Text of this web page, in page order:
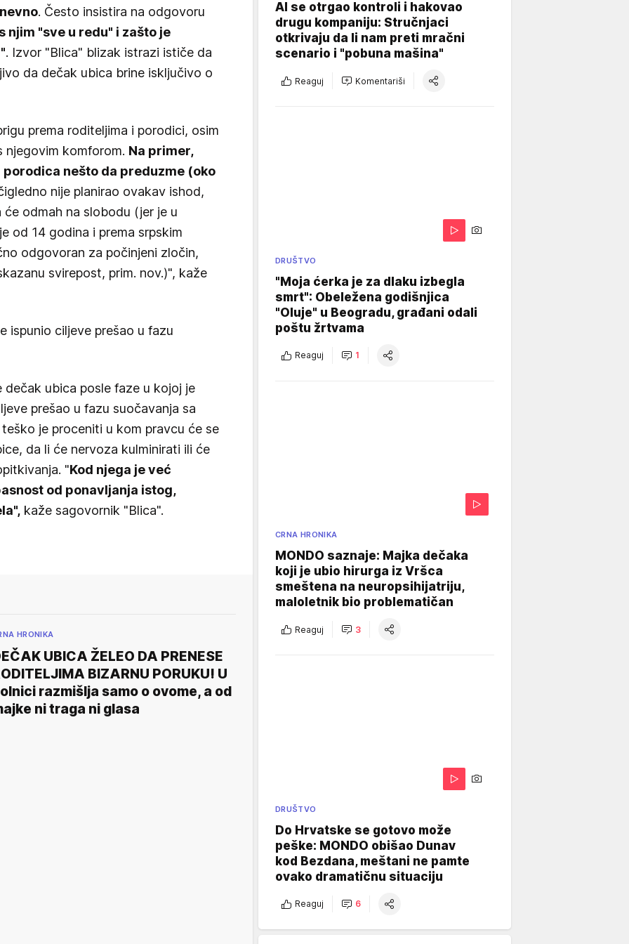
. Često insistira na odgovoru
njim "sve u redu" i zašto je
. Izvor "Blica" blizak istrazi ističe da
da dečak ubica brine isključivo o
prema roditeljima i porodici, osim
njegovim komforom. Na primer,
nešto da preduzme (oko
nije planirao ovakav ishod,
odmah na slobodu (jer je u
od 14 godina i prema srpskim
odgovoran za počinjeni zločin,
svirepost, prim. nov.)", kaže
ispunio ciljeve prešao u fazu
ubica posle faze u kojoj je
prešao u fazu suočavanja sa
je proceniti u kom pravcu će se
da li će nervoza kulminirati ili će
"Kod njega je već
od ponavljanja istog,
kaže sagovornik "Blica".
HRONIKA
UBICA ŽELEO DA PRENESE
BIZARNU PORUKU! U
razmišlja samo o ovome, a od
ni traga ni glasa
AI se otrgao kontroli i hakovao
drugu kompaniju: Stručnjaci
otkrivaju da li nam preti mračni
scenario i "pobuna mašina"
Reaguj Komentariši
DRUŠTVO
"Moja ćerka je za dlaku izbegla
smrt": Obeležena godišnjica
"Oluje" u Beogradu, građani odali
poštu žrtvama
Reaguj 1
CRNA HRONIKA
MONDO saznaje: Majka dečaka
koji je ubio hirurga iz Vršca
smeštena na neuropsihijatriju,
maloletnik bio problematičan
Reaguj 3
DRUŠTVO
Do Hrvatske se gotovo može
peške: MONDO obišao Dunav
kod Bezdana, meštani ne pamte
ovako dramatičnu situaciju
Reaguj 6